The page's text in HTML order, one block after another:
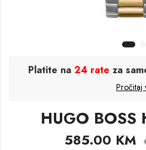
Platite na 24 rate za
Pročitaj
HUGO BOSS
585.00 KM